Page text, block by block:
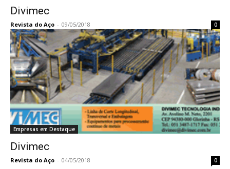
Divimec
Revista do Aço - 09/05/2018 0
Empresas em Destaque
Divimec
Revista do Aço - 04/05/2018 0